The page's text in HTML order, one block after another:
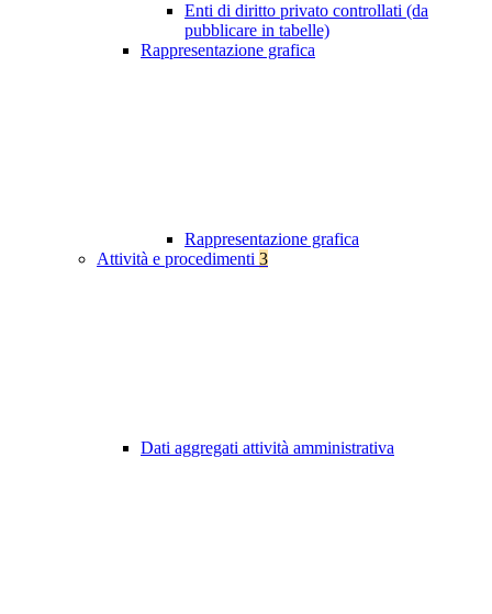
Enti di diritto privato controllati (da
pubblicare in tabelle)
Rappresentazione grafica
Rappresentazione grafica
Attività e procedimenti 3
Dati aggregati attività amministrativa